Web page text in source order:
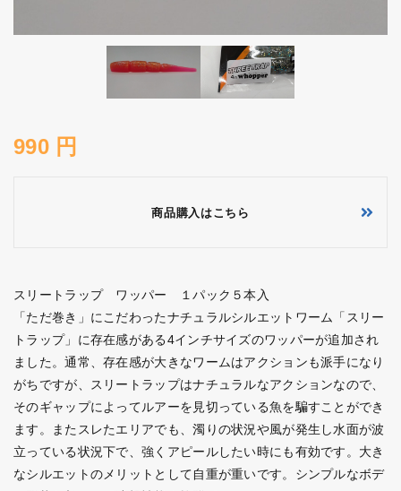
990 円
商品購入はこちら
スリートラップ ワッパー １パック５本入
「ただ巻き」にこだわったナチュラルシルエットワーム「スリー
トラップ」に存在感がある4インチサイズのワッパーが追加され
ました。通常、存在感が大きなワームはアクションも派手になり
がちですが、スリートラップはナチュラルなアクションなので、
そのギャップによってルアーを見切っている魚を騙すことができ
ます。またスレたエリアでも、濁りの状況や風が発生し水面が波
立っている状況下で、強くアピールしたい時にも有効です。大き
なシルエットのメリットとして自重が重いです。シンプルなボデ